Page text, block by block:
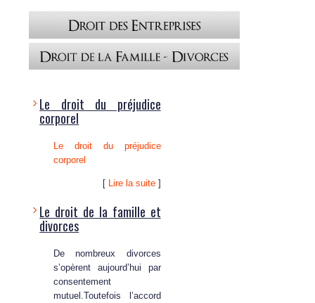
Le droit du préjudice
corporel
Le droit du préjudice
corporel
[ Lire la suite]
Le droit de la famille et
divorces
De nombreux divorces
s’opèrent aujourd’hui par
consentement
mutuel.Toutefois l’accord